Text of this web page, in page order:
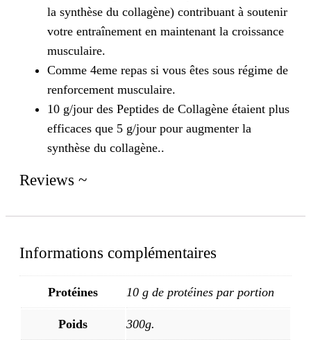
la synthèse du collagène) contribuant à soutenir
votre entraînement en maintenant la croissance
musculaire.
Comme 4eme repas si vous êtes sous régime de
renforcement musculaire.
10 g/jour des Peptides de Collagène étaient plus
efficaces que 5 g/jour pour augmenter la
synthèse du collagène..
Reviews ~
Informations complémentaires
Protéines 10 g de protéines par portion
Poids 300g.